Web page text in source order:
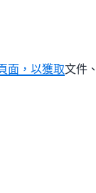
面，以獲取文件